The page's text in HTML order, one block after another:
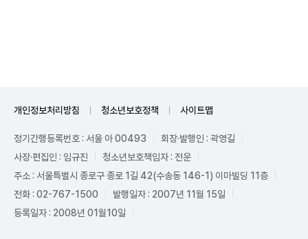
개인정보처리방침 청소년보호정책 사이트맵
정기간행등록번호 : 서울 아 00493
회장·발행인 : 곽영길
사장·편집인 : 임규진
청소년보호책임자 : 전운
주소 : 서울특별시 종로구 종로 1길 42(수송동 146-1) 이마빌딩 11층
전화 : 02-767-1500
발행일자 : 2007년 11월 15일
등록일자 : 2008년 01월10일